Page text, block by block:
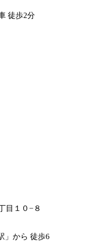
徒歩2分
目１０−８
」から 徒歩6